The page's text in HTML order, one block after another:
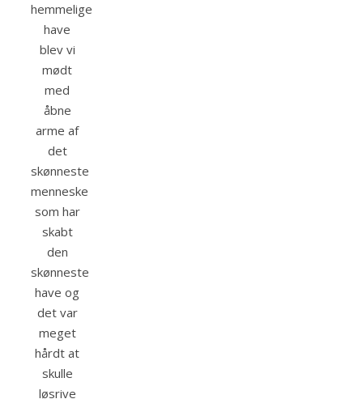
hemmelige
have
blev vi
mødt
med
åbne
arme af
det
skønneste
menneske
som har
skabt
den
skønneste
have og
det var
meget
hårdt at
skulle
løsrive